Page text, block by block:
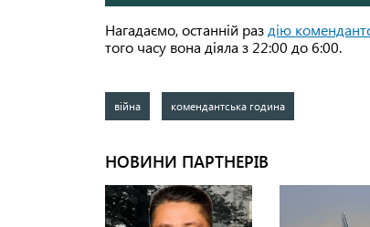
Нагадаємо, останній раз дію
того часу вона діяла з 22:00 до 6:00.
війна комендантська година